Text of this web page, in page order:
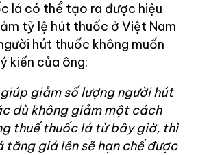
lá có thể tạo ra được hiệu
tỷ lệ hút thuốc ở Việt Nam
hút thuốc không muốn
kiến của ông:
giảm số lượng người hút
dù không giảm một cách
thuế thuốc lá từ bây giờ, thì
giá lên sẽ hạn chế được